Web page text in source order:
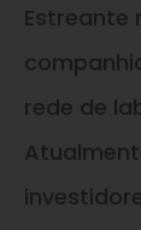
Estreante
rede de